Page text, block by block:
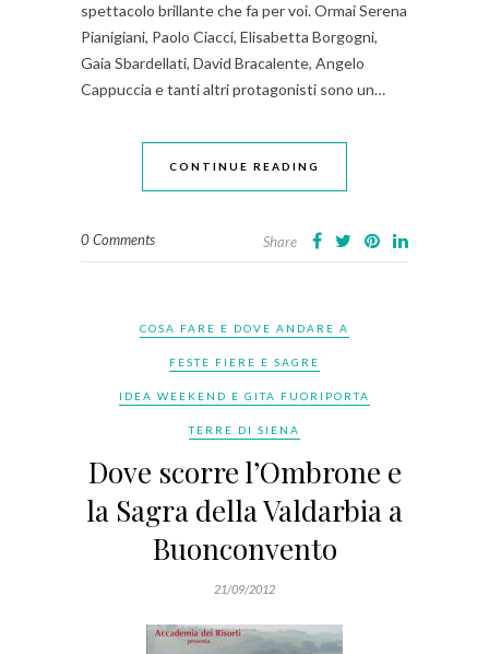
spettacolo brillante che fa per voi. Ormai Serena
Pianigiani, Paolo Ciacci, Elisabetta Borgogni,
Gaia Sbardellati, David Bracalente, Angelo
Cappuccia e tanti altri protagonisti sono un…
CONTINUE READING
0 Comments Share
COSA FARE E DOVE ANDARE A
FESTE FIERE E SAGRE
IDEA WEEKEND E GITA FUORIPORTA
TERRE DI SIENA
Dove scorre l’Ombrone e
la Sagra della Valdarbia a
Buonconvento
21/09/2012